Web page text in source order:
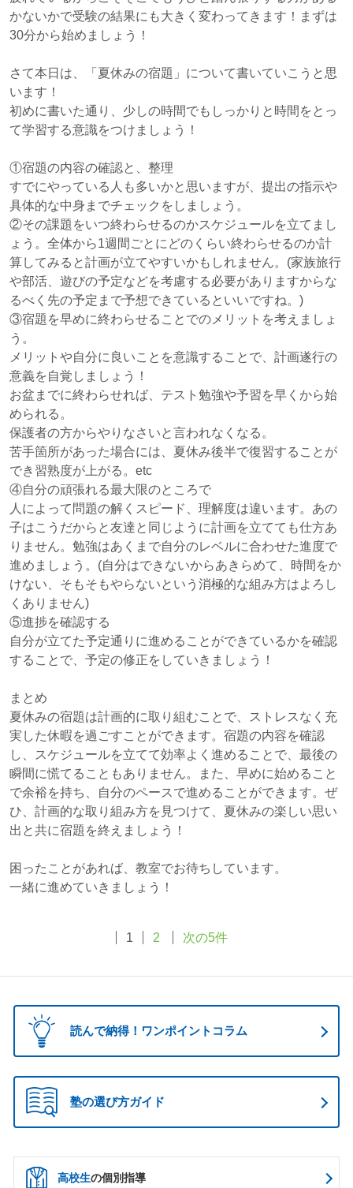
かないかで受験の結果にも大きく変わってきます！まずは
30分から始めましょう！
さて本日は、「夏休みの宿題」について書いていこうと思
います！
初めに書いた通り、少しの時間でもしっかりと時間をとっ
て学習する意識をつけましょう！
①宿題の内容の確認と、整理
すでにやっている人も多いかと思いますが、提出の指示や
具体的な中身までチェックをしましょう。
②その課題をいつ終わらせるのかスケジュールを立てまし
ょう。全体から1週間ごとにどのくらい終わらせるのか計
算してみると計画が立てやすいかもしれません。(家族旅行
や部活、遊びの予定などを考慮する必要がありますからな
るべく先の予定まで予想できているといいですね。)
③宿題を早めに終わらせることでのメリットを考えましょ
う。
メリットや自分に良いことを意識することで、計画遂行の
意義を自覚しましょう！
お盆までに終わらせれば、テスト勉強や予習を早くから始
められる。
保護者の方からやりなさいと言われなくなる。
苦手箇所があった場合には、夏休み後半で復習することが
でき習熟度が上がる。etc
④自分の頑張れる最大限のところで
人によって問題の解くスピード、理解度は違います。あの
子はこうだからと友達と同じように計画を立てても仕方あ
りません。勉強はあくまで自分のレベルに合わせた進度で
進めましょう。(自分はできないからあきらめて、時間をか
けない、そもそもやらないという消極的な組み方はよろし
くありません)
⑤進捗を確認する
自分が立てた予定通りに進めることができているかを確認
することで、予定の修正をしていきましょう！
まとめ
夏休みの宿題は計画的に取り組むことで、ストレスなく充
実した休暇を過ごすことができます。宿題の内容を確認
し、スケジュールを立てて効率よく進めることで、最後の
瞬間に慌てることもありません。また、早めに始めること
で余裕を持ち、自分のペースで進めることができます。ぜ
ひ、計画的な取り組み方を見つけて、夏休みの楽しい思い
出と共に宿題を終えましょう！
困ったことがあれば、教室でお待ちしています。
一緒に進めていきましょう！
1 2 次の5件
読んで納得！ワンポイントコラム
塾の選び方ガイド
高校生の個別指導